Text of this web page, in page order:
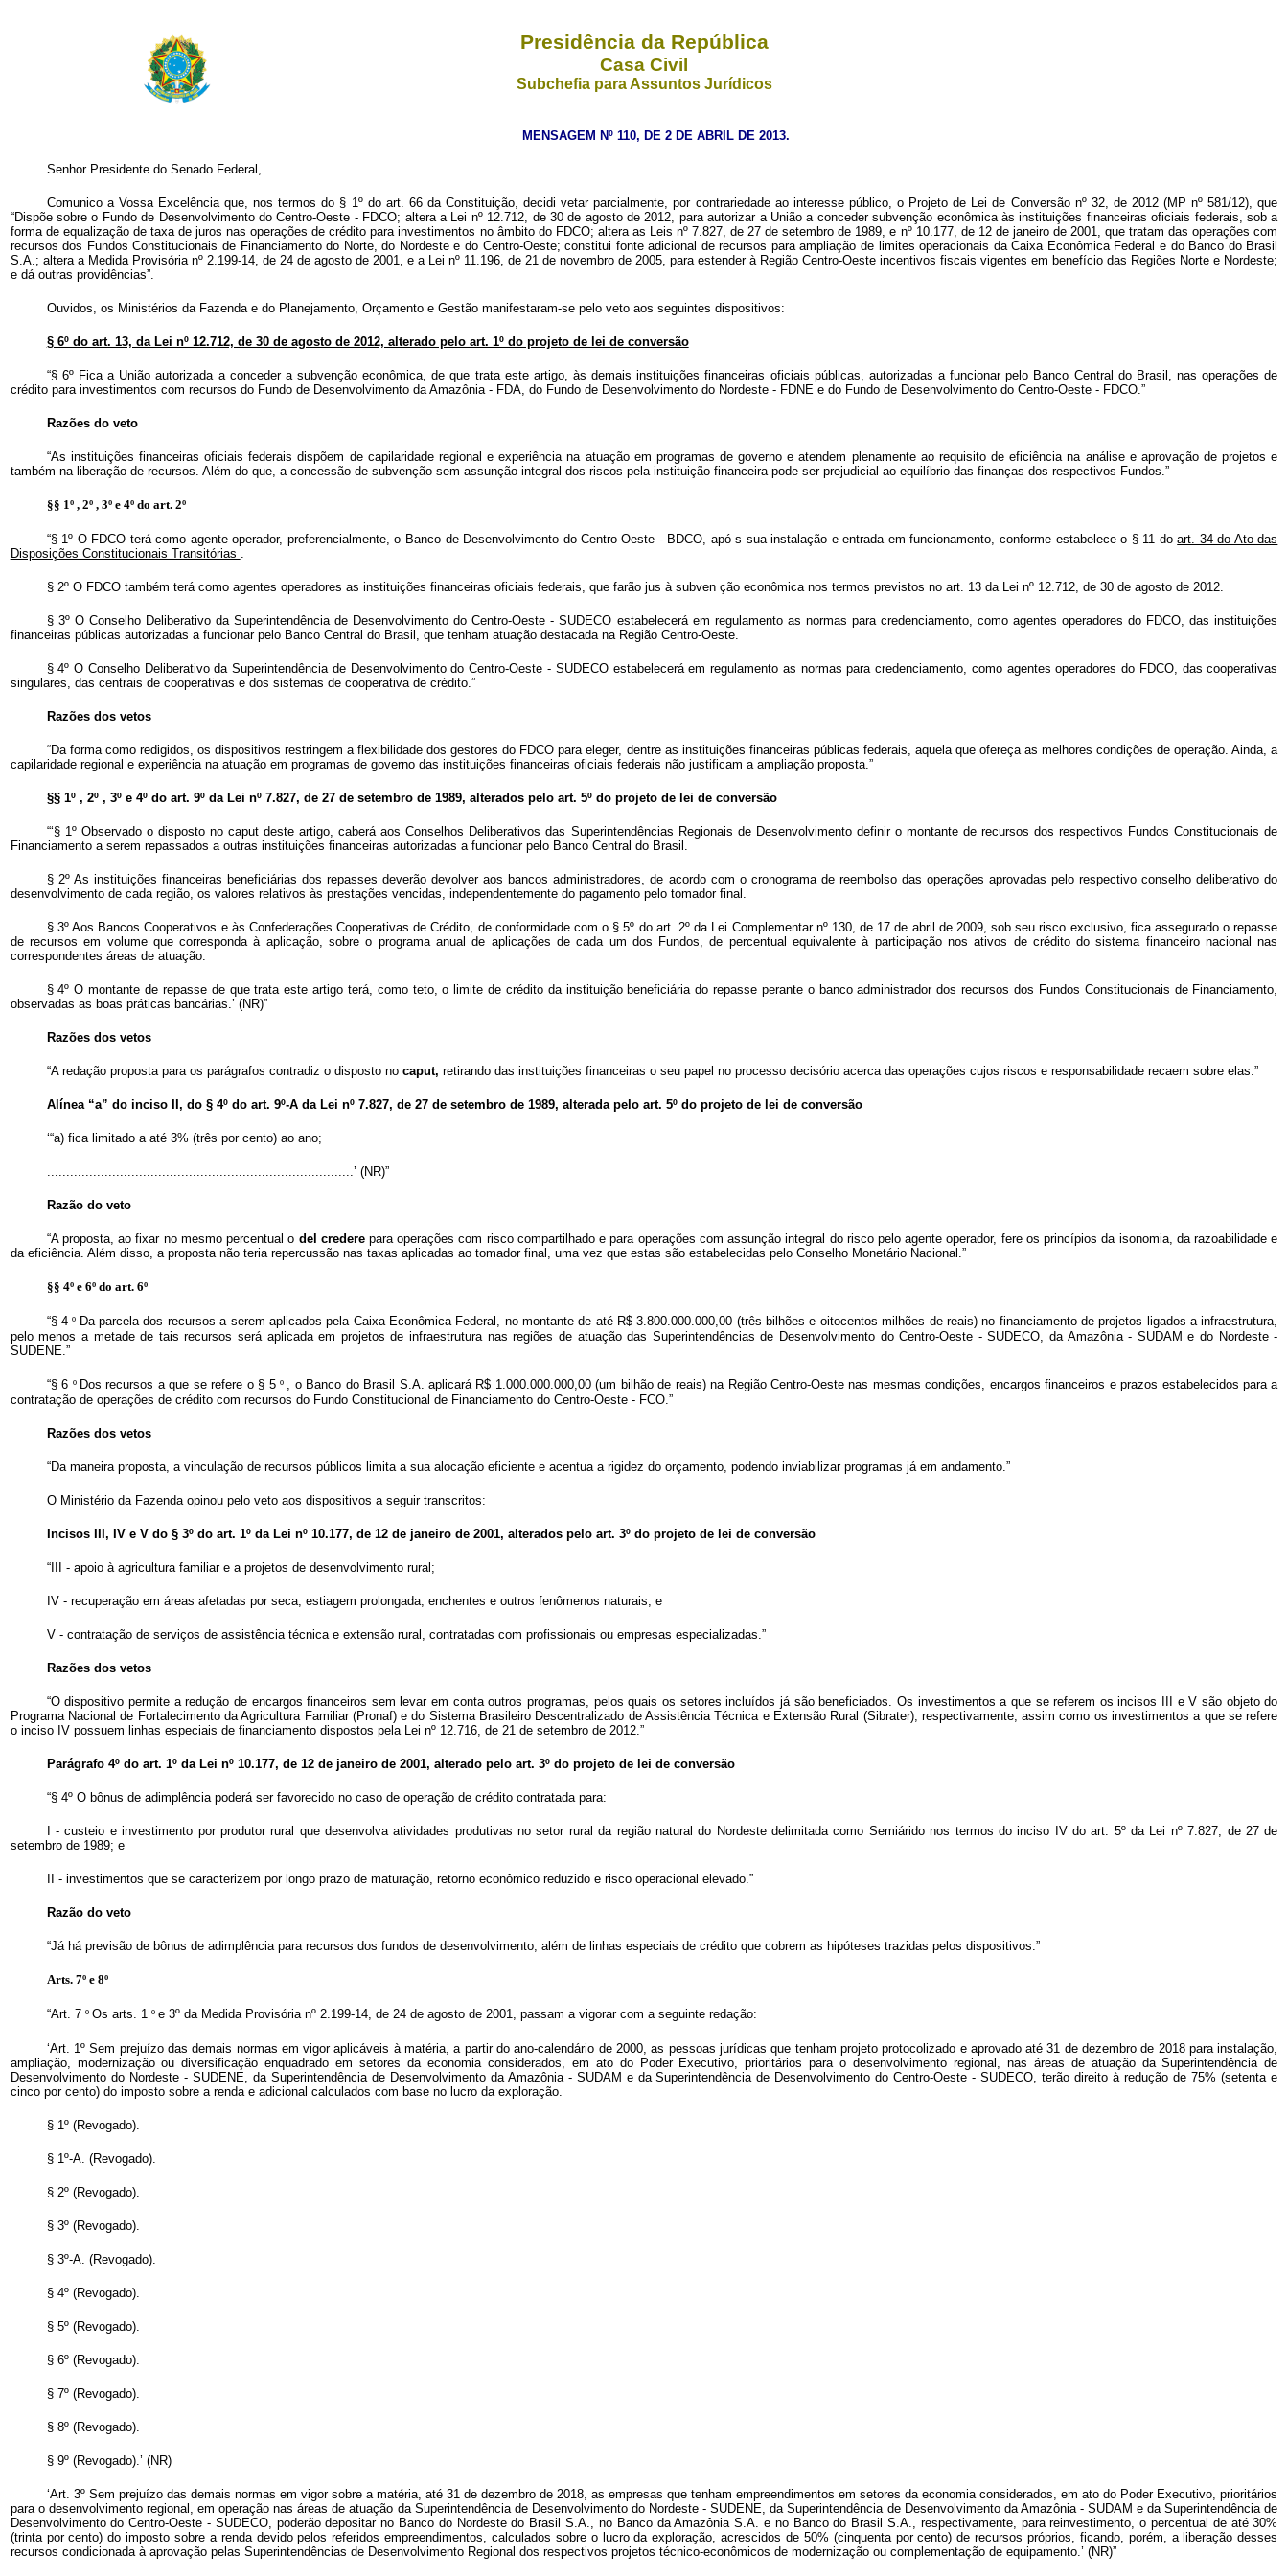
Presidência da República
Casa Civil
Subchefia para Assuntos Jurídicos
MENSAGEM Nº 110, DE 2 DE ABRIL DE 2013.
Senhor Presidente do Senado Federal,
Comunico a Vossa Excelência que, nos termos do § 1º do art. 66 da Constituição, decidi vetar parcialmente, por contrariedade ao interesse público, o Projeto de Lei de Conversão nº 32, de 2012 (MP nº 581/12), que
“Dispõe sobre o Fundo de Desenvolvimento do Centro-Oeste - FDCO; altera a Lei nº 12.712, de 30 de agosto de 2012, para autorizar a União a conceder subvenção econômica às instituições financeiras oficiais federais, sob a
forma de equalização de taxa de juros nas operações de crédito para investimentos no âmbito do FDCO; altera as Leis nº 7.827, de 27 de setembro de 1989, e nº 10.177, de 12 de janeiro de 2001, que tratam das operações com
recursos dos Fundos Constitucionais de Financiamento do Norte, do Nordeste e do Centro-Oeste; constitui fonte adicional de recursos para ampliação de limites operacionais da Caixa Econômica Federal e do Banco do Brasil
S.A.; altera a Medida Provisória nº 2.199-14, de 24 de agosto de 2001, e a Lei nº 11.196, de 21 de novembro de 2005, para estender à Região Centro-Oeste incentivos fiscais vigentes em benefício das Regiões Norte e Nordeste;
e dá outras providências”.
Ouvidos, os Ministérios da Fazenda e do Planejamento, Orçamento e Gestão manifestaram-se pelo veto aos seguintes dispositivos:
§ 6º do art. 13, da Lei nº 12.712, de 30 de agosto de 2012, alterado pelo art. 1º do projeto de lei de conversão
“§ 6º Fica a União autorizada a conceder a subvenção econômica, de que trata este artigo, às demais instituições financeiras oficiais públicas, autorizadas a funcionar pelo Banco Central do Brasil, nas operações de
crédito para investimentos com recursos do Fundo de Desenvolvimento da Amazônia - FDA, do Fundo de Desenvolvimento do Nordeste - FDNE e do Fundo de Desenvolvimento do Centro-Oeste - FDCO.”
Razões do veto
“As instituições financeiras oficiais federais dispõem de capilaridade regional e experiência na atuação em programas de governo e atendem plenamente ao requisito de eficiência na análise e aprovação de projetos e
também na liberação de recursos. Além do que, a concessão de subvenção sem assunção integral dos riscos pela instituição financeira pode ser prejudicial ao equilíbrio das finanças dos respectivos Fundos.”
§§ 1º , 2º , 3º e 4º do art. 2º
“§ 1º O FDCO terá como agente operador, preferencialmente, o Banco de Desenvolvimento do Centro-Oeste - BDCO, após sua instalação e entrada em funcionamento, conforme estabelece o § 11 doart. 34 do Ato das
Disposições Constitucionais Transitórias
§ 2º O FDCO também terá como agentes operadores as instituições financeiras oficiais federais, que farão jus à subven ção econômica nos termos previstos no art. 13 da Lei nº 12.712, de 30 de agosto de 2012.
§ 3º O Conselho Deliberativo da Superintendência de Desenvolvimento do Centro-Oeste - SUDECO estabelecerá em regulamento as normas para credenciamento, como agentes operadores do FDCO, das instituições
financeiras públicas autorizadas a funcionar pelo Banco Central do Brasil, que tenham atuação destacada na Região Centro-Oeste.
§ 4ºO Conselho Deliberativoda Superintendência de Desenvolvimento do Centro-Oeste - SUDECO estabelecerá em regulamento as normas para credenciamento, como agentes operadores do FDCO, das cooperativas
singulares, das centrais de cooperativas e dos sistemas de cooperativa de crédito.”
Razões dos vetos
“Da forma como redigidos, os dispositivos restringem a flexibilidade dos gestores do FDCO para eleger, dentre as instituições financeiras públicas federais, aquela que ofereça as melhores condições de operação. Ainda, a
capilaridade regional e experiência na atuação em programas de governo das instituições financeiras oficiais federais não justificam a ampliação proposta.”
§§ 1º , 2º , 3º e 4º do art. 9º da Lei nº 7.827, de 27 de setembro de 1989, alterados pelo art. 5º do projeto de lei de conversão
“‘§ 1º Observado o disposto nocaputdeste artigo, caberá aos Conselhos Deliberativos das Superintendências Regionais de Desenvolvimento definir o montante de recursos dos respectivos Fundos Constitucionais de
Financiamento a serem repassados a outras instituições financeiras autorizadas a funcionar pelo Banco Central do Brasil.
§ 2º As instituições financeiras beneficiárias dos repasses deverão devolver aos bancos administradores, de acordo com o cronograma de reembolso das operações aprovadas pelo respectivo conselho deliberativo do
desenvolvimento de cada região, os valores relativos às prestações vencidas, independentemente do pagamento pelo tomador final.
§ 3º Aos Bancos Cooperativos e às Confederações Cooperativas de Crédito, de conformidade com o § 5º do art. 2º da Lei Complementar nº 130, de 17 de abril de 2009, sob seu risco exclusivo, fica assegurado o repasse
de recursos em volume que corresponda à aplicação, sobre o programa anual de aplicações de cada um dos Fundos, de percentual equivalente à participação nos ativos de crédito do sistema financeiro nacional nas
correspondentes áreas de atuação.
§ 4º O montante de repasse de que trata este artigo terá, como teto, o limite de crédito da instituição beneficiária do repasse perante o banco administrador dos recursos dos Fundos Constitucionais de Financiamento,
observadas as boas práticas bancárias.’ (NR)”
Razões dos vetos
“A redação proposta para os parágrafos contradiz o disposto no caput, retirando das instituições financeiras o seu papel no processo decisório acerca das operações cujos riscos e responsabilidade recaem sobre elas.”
Alínea “a” do inciso II, do § 4º do art. 9º-A da Lei nº 7.827, de 27 de setembro de 1989, alterada pelo art. 5º do projeto de lei de conversão
‘“a) fica limitado a até 3% (três por cento) ao ano;
................................................................................’ (NR)”
Razão do veto
“A proposta, ao fixar no mesmo percentual o del credere para operações com risco compartilhado e para operações com assunção integral do risco pelo agente operador, fere os princípios da isonomia, da razoabilidade e
da eficiência. Além disso, a proposta não teria repercussão nas taxas aplicadas ao tomador final, uma vez que estas são estabelecidas pelo Conselho Monetário Nacional.”
§§ 4º e 6º do art. 6º
“§ 4º Da parcela dos recursos a serem aplicados pela Caixa Econômica Federal, no montante de até R$ 3.800.000.000,00 (três bilhões e oitocentos milhões de reais) no financiamento de projetos ligados a infraestrutura,
pelo menos a metade de tais recursos será aplicada em projetos de infraestrutura nas regiões de atuação das Superintendências de Desenvolvimento do Centro-Oeste - SUDECO, da Amazônia - SUDAM e do Nordeste -
SUDENE.”
“§ 6 º Dos recursos a que se refere o § 5 º
, o Banco do Brasil S.A. aplicará R$ 1.000.000.000,00 (um bilhão de reais) na Região Centro-Oeste nas mesmas condições, encargos financeiros e prazos estabelecidos para a
contratação de operações de crédito com recursos do Fundo Constitucional de Financiamento do Centro-Oeste - FCO.”
Razões dos vetos
“Da maneira proposta, a vinculação de recursos públicos limita a sua alocação eficiente e acentua a rigidez do orçamento, podendo inviabilizar programas já em andamento.”
O Ministério da Fazenda opinou pelo veto aos dispositivos a seguir transcritos:
Incisos III, IV e V do § 3º do art. 1º da Lei nº 10.177, de 12 de janeiro de 2001, alterados pelo art. 3º do projeto de lei de conversão
“III - apoio à agricultura familiar e a projetos de desenvolvimento rural;
IV - recuperação em áreas afetadas por seca, estiagem prolongada, enchentes e outros fenômenos naturais; e
V - contratação de serviços de assistência técnica e extensão rural, contratadas com profissionais ou empresas especializadas.”
Razões dos vetos
“O dispositivo permite a redução de encargos financeiros sem levar em conta outros programas, pelos quais os setores incluídos já são beneficiados. Os investimentos a que se referem os incisos III e V são objeto do
Programa Nacional de Fortalecimento da Agricultura Familiar (Pronaf) e do Sistema Brasileiro Descentralizado de Assistência Técnica e Extensão Rural (Sibrater), respectivamente,assim como os investimentos a que se refere
o inciso IV possuem linhas especiais de financiamento dispostos pela Lei nº 12.716, de 21 de setembro de 2012.”
Parágrafo 4º do art. 1º da Lei nº 10.177, de 12 de janeiro de 2001, alterado pelo art. 3º do projeto de lei de conversão
“§ 4º O bônus de adimplência poderá ser favorecido no caso de operação de crédito contratada para:
I - custeio e investimento por produtor rural que desenvolva atividades produtivas no setor rural da região natural do Nordeste delimitada como Semiárido nos termos do inciso IV do art. 5º da Lei nº 7.827, de 27 de
setembro de 1989; e
II - investimentos que se caracterizem por longo prazo de maturação, retorno econômico reduzido e risco operacional elevado.”
Razão do veto
“Já há previsão de bônus de adimplência para recursos dos fundos de desenvolvimento, além de linhas especiais de crédito que cobrem as hipóteses trazidas pelos dispositivos.”
Arts. 7º e 8º
“Art. 7 º Os arts. 1 º e 3º da Medida Provisória nº 2.199-14, de 24 de agosto de 2001, passam a vigorar com a seguinte redação:
‘Art. 1º Sem prejuízo das demais normas em vigor aplicáveis à matéria, a partir do ano-calendário de 2000, as pessoas jurídicas que tenham projeto protocolizado e aprovado até 31 de dezembro de 2018 para instalação,
ampliação, modernização ou diversificação enquadrado em setores da economia considerados, em ato do Poder Executivo, prioritários para o desenvolvimento regional, nas áreas de atuação da Superintendência de
Desenvolvimento do Nordeste - SUDENE, da Superintendência de Desenvolvimento da Amazônia - SUDAM e da Superintendência de Desenvolvimento do Centro-Oeste - SUDECO, terão direito à redução de 75% (setenta e
cinco por cento) do imposto sobre a renda e adicional calculados com base no lucro da exploração.
§ 1º (Revogado).
§ 1º-A. (Revogado).
§ 2º (Revogado).
§ 3º (Revogado).
§ 3º-A. (Revogado).
§ 4º (Revogado).
§ 5º (Revogado).
§ 6º (Revogado).
§ 7º (Revogado).
§ 8º (Revogado).
§ 9º (Revogado).’ (NR)
‘Art. 3º Sem prejuízo das demais normas em vigor sobre a matéria, até 31 de dezembro de 2018, as empresas que tenham empreendimentos em setores da economia considerados, em ato do Poder Executivo, prioritários
para o desenvolvimento regional, em operação nas áreas de atuação da Superintendência de Desenvolvimento do Nordeste - SUDENE, da Superintendência de Desenvolvimento da Amazônia - SUDAM e da Superintendência de
Desenvolvimento do Centro-Oeste - SUDECO, poderão depositar no Banco do Nordeste do Brasil S.A., no Banco da Amazônia S.A. e no Banco do Brasil S.A., respectivamente, para reinvestimento, o percentual de até 30%
(trinta por cento) do imposto sobre a renda devido pelos referidos empreendimentos, calculados sobre o lucro da exploração, acrescidos de 50% (cinquenta por cento) de recursos próprios, ficando, porém, a liberação desses
recursos condicionada à aprovação pelas Superintendências de Desenvolvimento Regional dos respectivos projetos técnico-econômicos de modernização ou complementação de equipamento.’ (NR)”